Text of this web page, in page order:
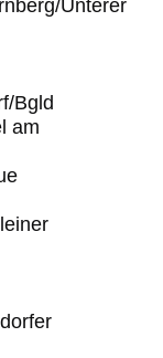
Unterer
Bgld
am